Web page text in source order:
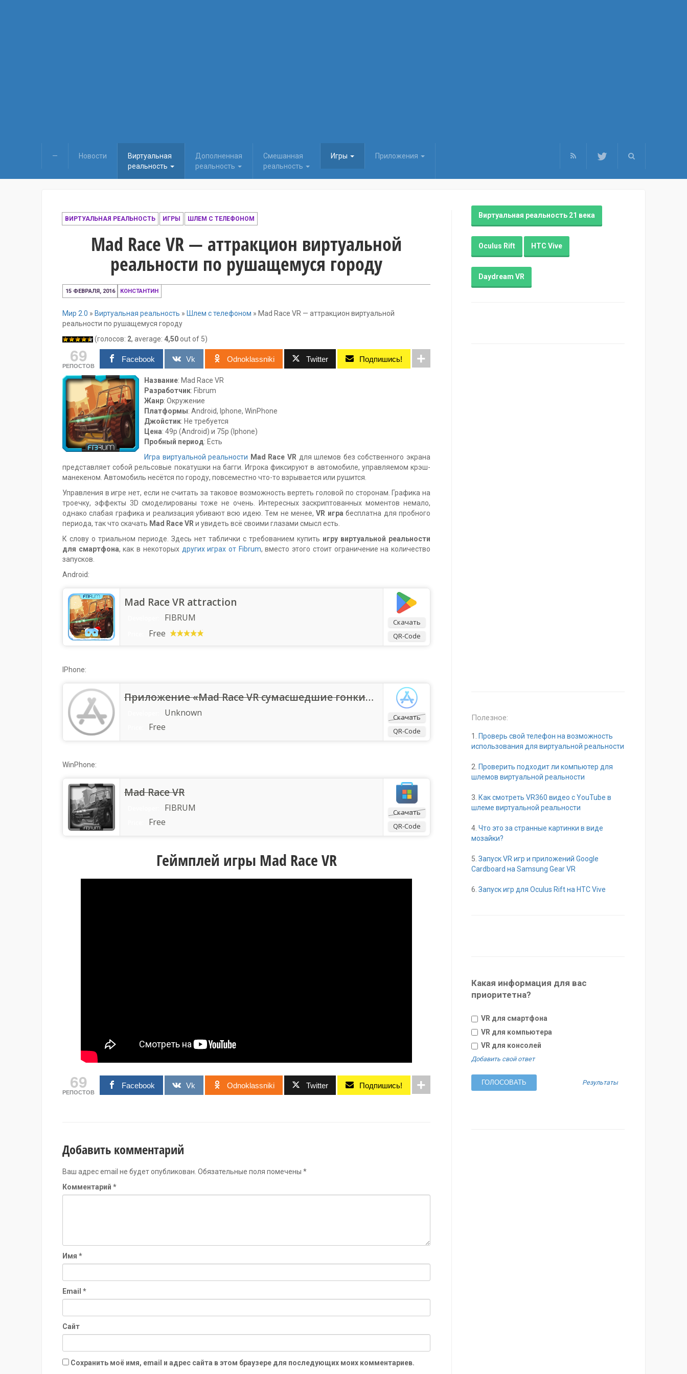
— Новости
Виртуальная
реальность
Дополненная
реальность
Смешанная
реальность
Игры Приложения
ВИРТУАЛЬНАЯ РЕАЛЬНОСТЬ ИГРЫ ШЛЕМ С ТЕЛЕФОНОМ
Mad Race VR — аттракцион виртуальной
реальности по рушащемуся городу
15 ФЕВРАЛЯ, 2016
11
декабря,
КОНСТАНТИН
Мир 2.0 » Виртуальная реальность » Шлем с телефоном » Mad Race VR — аттракцион виртуальной
реальности по рушащемуся городу
(голосов: 2, average: 4,50out of 5)
69
РЕПОСТОВ
Facebook Vk Odnoklassniki Twitter Подпишись!
Название: Mad Race VR
Разработчик: Fibrum
Жанр: Окружение
Платформы: Android, Iphone, WinPhone
Джойстик: Не требуется
Цена: 49р (Android) и 75р (Iphone)
Пробный период: Есть
Игра виртуальной реальности Mad Race VR для шлемов без собственного экрана
представляет собой рельсовые покатушки на багги. Игрока фиксируют в автомобиле, управляемом крэш-
манекеном. Автомобиль несётся по городу, повсеместно что-то взрывается или рушится.
Управления в игре нет, если не считать за таковое возможность вертеть головой по сторонам. Графика на
троечку, эффекты 3D смоделированы тоже не очень. Интересных заскриптованных моментов немало,
однако слабая графика и реализация убивают всю идею. Тем не менее,VR игра бесплатна для пробного
периода, так что скачать Mad Race VR и увидеть всё своими глазами смысл есть.
К слову о триальном периоде. Здесь нет таблички с требованием купить игру виртуальной реальности
для смартфона, как в некоторых других играх от Fibrum, вместо этого стоит ограничение на количество
запусков.
Android:
Скачать
QR-Code
Mad Race VR attraction
FIBRUM
Free
IPhone:
Скачать
QR-Code
Приложение «Mad Race VR сумасшедшие гонки» — App Store
Unknown
Free
WinPhone:
Скачать
QR-Code
Mad Race VR
FIBRUM
Free
Геймплей игры Mad Race VR
69
РЕПОСТОВ
Facebook Vk Odnoklassniki Twitter Подпишись!
Добавить комментарий
Ваш адрес email не будет опубликован. Обязательные поля помечены *
Комментарий *
Имя *
Email *
Сайт
Сохранить моё имя, email и адрес сайта в этом браузере для последующих моих комментариев.
Виртуальная реальность 21 века
Oculus Rift HTC Vive
Daydream VR
Полезное:
1.
Проверь свой телефон на возможность
использования для виртуальной реальности
2. Проверить подходит ли компьютер для
шлемов виртуальной реальности
3. Как смотреть VR360 видео с YouTube в
шлеме виртуальной реальности
4. Что это за странные картинки в виде
мозайки?
5. Запуск VR игр и приложений Google
Cardboard на Samsung Gear VR
6. Запуск игр для Oculus Rift на HTC Vive
Какая информация для вас
приоритетна?
VR для смартфона
VR для компьютера
VR для консолей
Добавить свой ответ
Результаты